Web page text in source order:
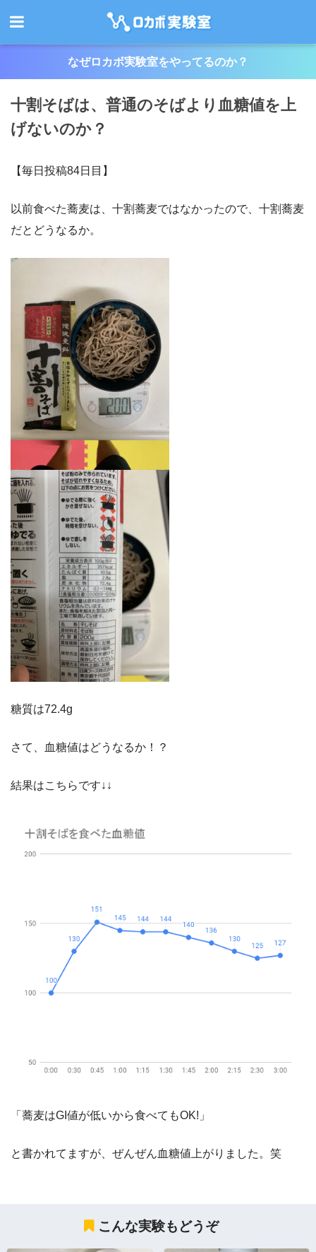
なぜロカボ実験室をやってるのか？
十割そばは、普通のそばより血糖値を上
げないのか？
【毎日投稿84日目】
以前食べた蕎麦は、十割蕎麦ではなかったので、十割蕎麦
だとどうなるか。
糖質は72.4g
さて、血糖値はどうなるか！？
結果はこちらです↓↓
「蕎麦はGI値が低いから食べてもOK!」
と書かれてますが、ぜんぜん血糖値上がりました。笑
こんな実験もどうぞ